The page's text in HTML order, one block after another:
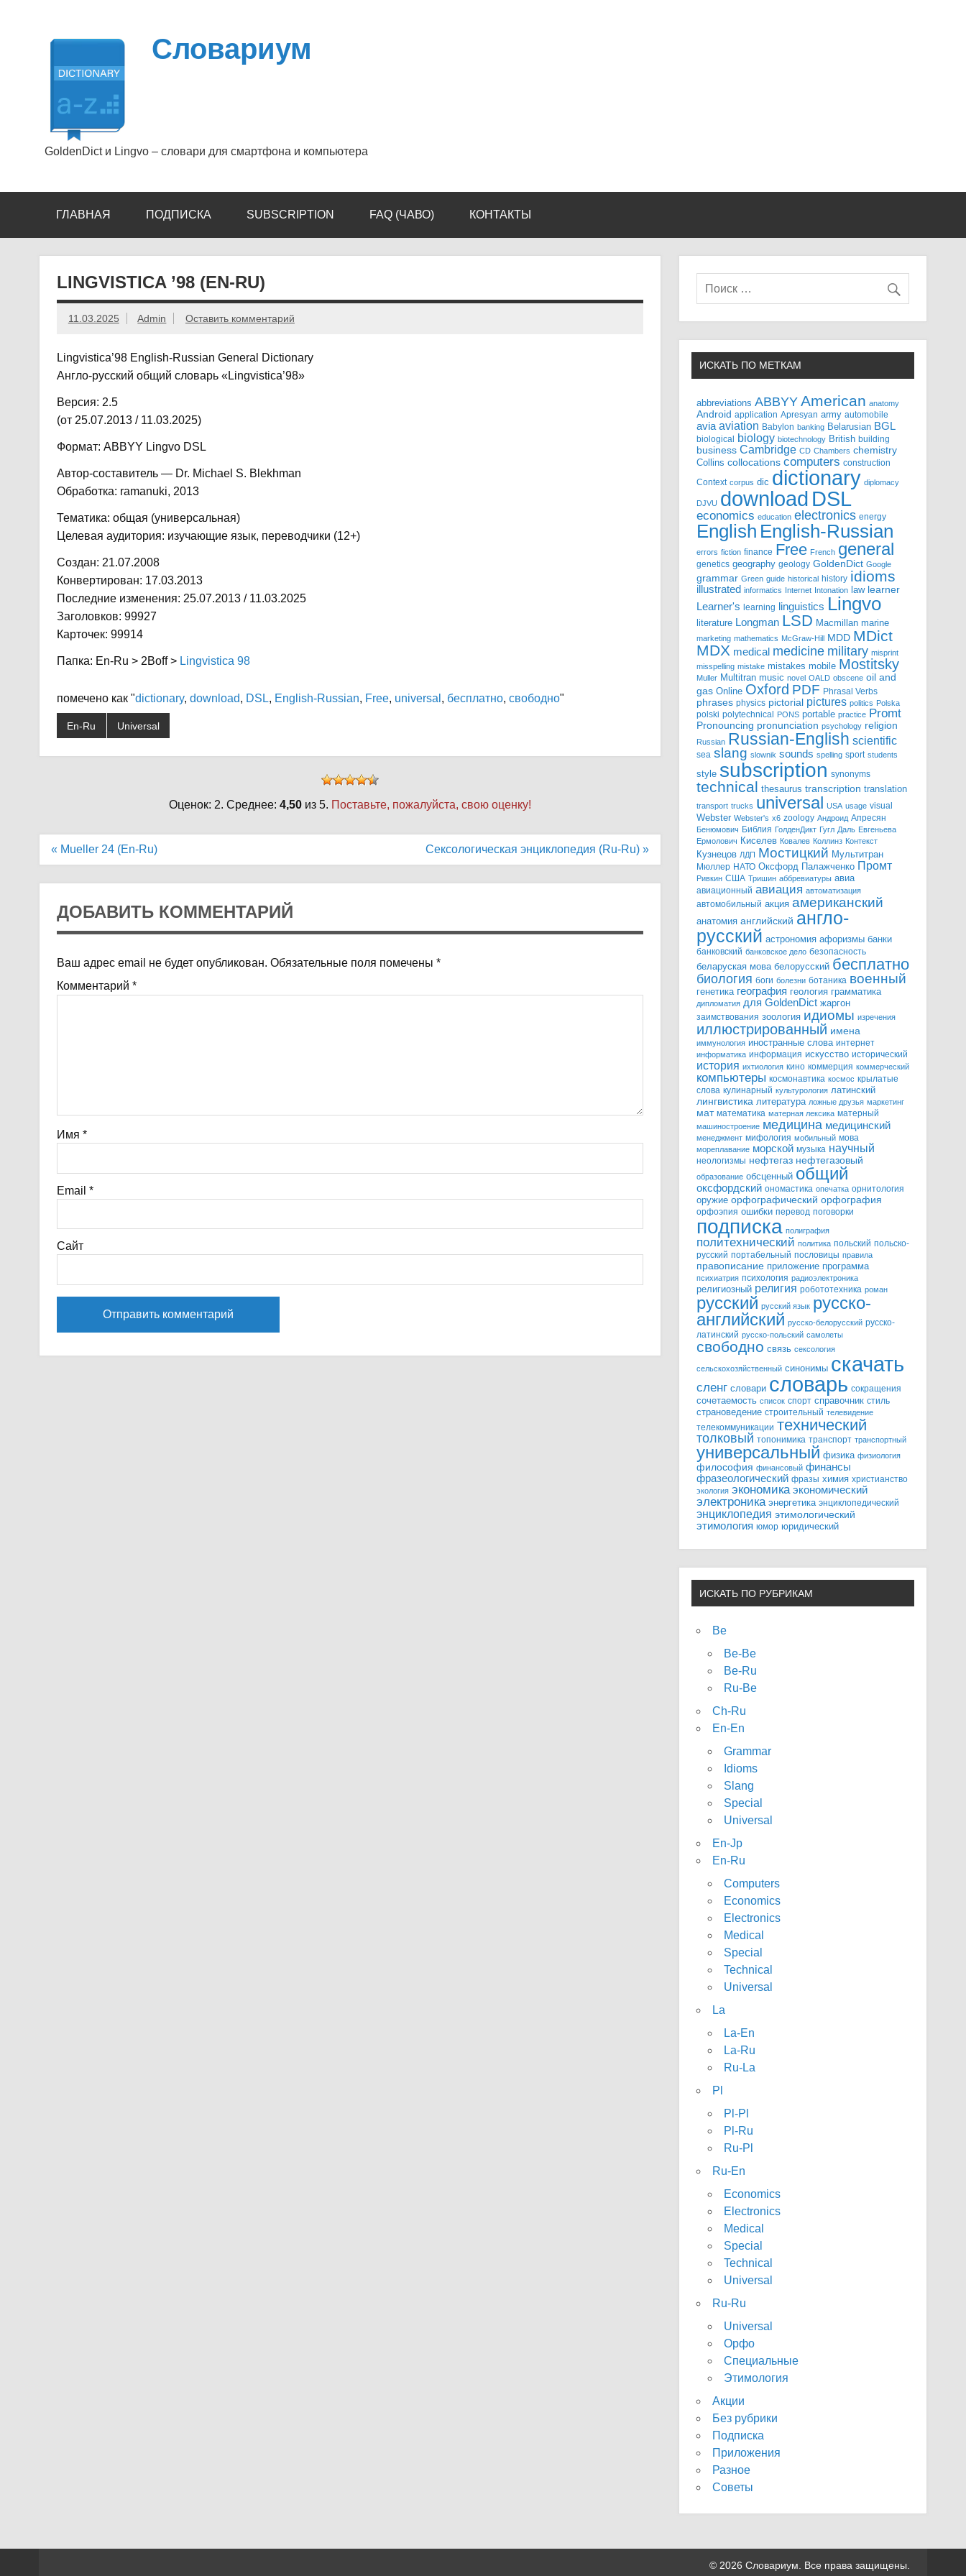
Словариум
GoldenDict и Lingvo – словари для смартфона и компьютера
ГЛАВНАЯ ПОДПИСКА SUBSCRIPTION FAQ (ЧАВО) КОНТАКТЫ
LINGVISTICA ’98 (EN-RU)
11.03.2025 Admin Оставить комментарий
Lingvistica’98 English-Russian General Dictionary
Англо-русский общий словарь «Lingvistica’98»
Версия: 2.5
(от 25.07.2013 / 11.03.2025)
Формат: ABBYY Lingvo DSL
Автор-составитель — Dr. Michael S. Blekhman
Обработка: ramanuki, 2013
Тематика: общая (универсальная)
Целевая аудитория: изучающие язык, переводчики (12+)
Создан: 21.07.2008
Конвертирован: 17.03.2013
Последние изменения: 25.07.2013 / 11.03.2025
Заголовков: 99927
Карточек: 99914
Папка: En-Ru > 2Boff > Lingvistica 98
помечено как "dictionary, download, DSL, English-Russian, Free, universal , бесплатно, свободно"
En-Ru Universal
Оценок: 2. Среднее: 4,50из 5. Поставьте, пожалуйста, свою оценку!
Навигация
« Mueller 24 (En-Ru) Сексологическая энциклопедия (Ru-Ru) »
ДОБАВИТЬ КОММЕНТАРИЙ
Ваш адрес email не будет опубликован. Обязательные поля помечены *
Комментарий *
Имя *
Email *
Сайт
ИСКАТЬ ПО МЕТКАМ
abbreviations ABBYY American anatomy
Android application Apresyan army automobile
avia aviation Babylon banking Belarusian BGL
biological biology biotechnology British building
business Cambridge CD Chambers chemistry
Collins collocations computers construction
Context corpus dic dictionary diplomacy
DJVU download DSL
economics education electronics energy
English English-Russian
errors fiction finance Free French general
genetics geography geology GoldenDict Google
grammar Green guide historical history idioms
illustrated informatics Internet Intonation law learner
Learner's learning linguistics Lingvo
literature Longman LSD Macmillan marine
marketing mathematics McGraw-Hill MDD MDict
MDX medical medicine military misprint
misspelling mistake mistakes mobile Mostitsky
Muller Multitran music novel OALD obscene oil and
gas Online Oxford PDF Phrasal Verbs
phrases physics pictorial pictures politics Polska
polski polytechnical PONS portable practice Promt
Pronouncing pronunciation psychology religion
Russian Russian-English scientific
sea slang slownik sounds spelling sport students
style subscription synonyms
technical thesaurus transcription translation
transport trucks universal USA usage visual
Webster Webster's x6 zoology Андроид Апресян
Бенюмович Библия ГолденДикт Гугл Даль Евгеньева
Ермолович Киселев Ковалев Коллинз Контекст
Кузнецов ЛДП Мостицкий Мультитран
Мюллер НАТО Оксфорд Палажченко Промт
Ривкин США Тришин аббревиатуры авиа
авиационный авиация автоматизация
автомобильный акция американский
анатомия английский англо-
русский астрономия афоризмы банки
банковский банковское дело безопасность
беларуская мова белорусский бесплатно
биология боги болезни ботаника военный
генетика география геология грамматика
дипломатия для GoldenDict жаргон
заимствования зоология идиомы изречения
иллюстрированный имена
иммунология иностранные слова интернет
информатика информация искусство исторический
история ихтиология кино коммерция коммерческий
компьютеры космонавтика космос крылатые
слова кулинарный культурология латинский
лингвистика литература ложные друзья маркетинг
мат математика матерная лексика матерный
машиностроение медицина медицинский
менеджмент мифология мобильный мова
мореплавание морской музыка научный
неологизмы нефтегаз нефтегазовый
образование обсценный общий
оксфордский ономастика опечатка орнитология
оружие орфографический орфография
орфоэпия ошибки перевод поговорки
подписка полиграфия
политехнический политика польский польско-
русский портабельный пословицы правила
правописание приложение программа
психиатрия психология радиоэлектроника
религиозный религия робототехника роман
русский русский язык русско-
английский русско-белорусский русско-
латинский русско-польский самолеты
свободно связь сексология
сельскохозяйственный синонимы скачать
сленг словари словарь сокращения
сочетаемость список спорт справочник стиль
страноведение строительный телевидение
телекоммуникации технический
толковый топонимика транспорт транспортный
универсальный физика физиология
философия финансовый финансы
фразеологический фразы химия христианство
экология экономика экономический
электроника энергетика энциклопедический
энциклопедия этимологический
этимология юмор юридический
ИСКАТЬ ПО РУБРИКАМ
Be
Be-Be
Be-Ru
Ru-Be
Ch-Ru
En-En
Grammar
Idioms
Slang
Special
Universal
En-Jp
En-Ru
Computers
Economics
Electronics
Medical
Special
Technical
Universal
La
La-En
La-Ru
Ru-La
Pl
Pl-Pl
Pl-Ru
Ru-Pl
Ru-En
Economics
Electronics
Medical
Special
Technical
Universal
Ru-Ru
Universal
Орфо
Специальные
Этимология
Акции
Без рубрики
Подписка
Приложения
Разное
Советы
© 2026 Словариум. Все права защищены.